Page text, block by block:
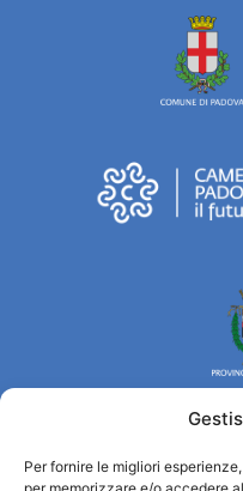
Per fornire le migliori
Turismo Padova